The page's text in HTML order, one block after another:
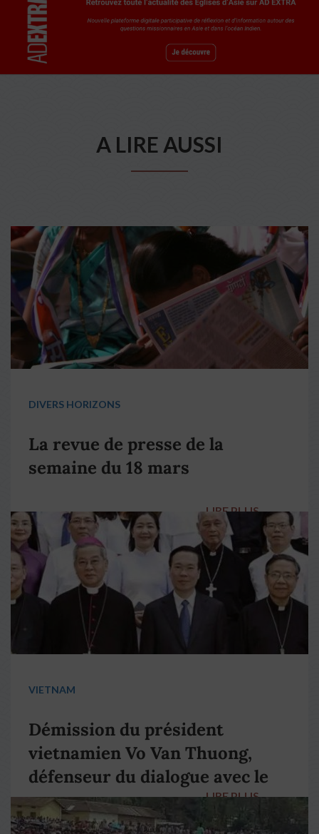
A LIRE AUSSI
DIVERS HORIZONS
La revue de presse de la
semaine du 18 mars
LIRE PLUS →
VIETNAM
Démission du président
vietnamien Vo Van Thuong,
défenseur du dialogue avec le
pape François
LIRE PLUS →